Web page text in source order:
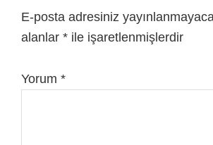
E-posta adresiniz
alanlar * ile işaretlenmişlerdir
Yorum *